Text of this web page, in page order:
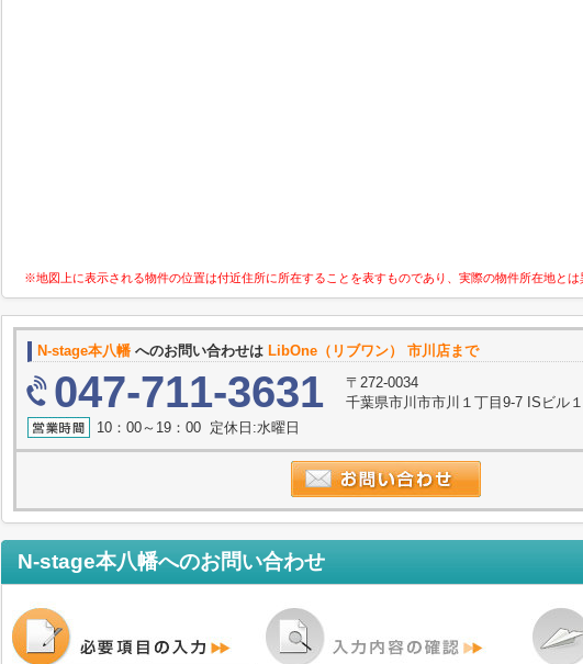
※地図上に表示される物件の位置は付近住所に所在することを表すものであり、実際の物件所在地とは
N-stage本八幡 へのお問い合わせは LibOne（リブワン） 市川店まで
047-711-3631
〒272-0034
千葉県市川市市川１丁目9-7 ISビル
10：00～19：00 定休日:水曜日
N-stage本八幡へのお問い合わせ